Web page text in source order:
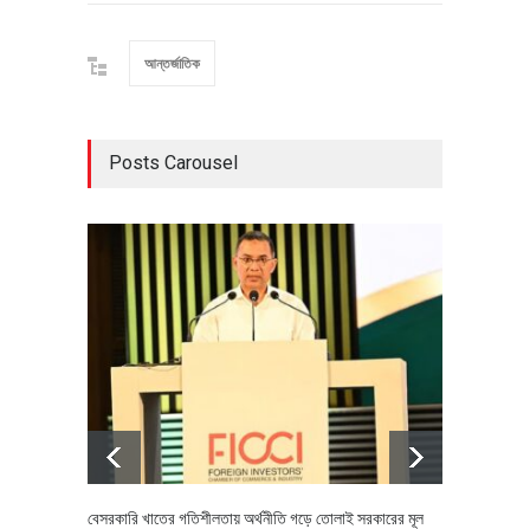
আন্তর্জাতিক
Posts Carousel
বেসরকারি খাতের গতিশীলতায় অর্থনীতি গড়ে তোলাই সরকারের মূল